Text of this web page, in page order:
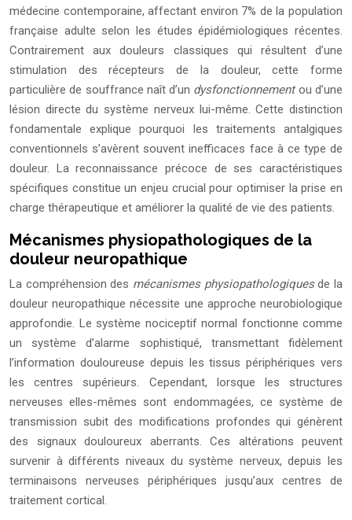
médecine contemporaine, affectant environ 7% de la population
française adulte selon les études épidémiologiques récentes.
Contrairement aux douleurs classiques qui résultent d’une
stimulation des récepteurs de la douleur, cette forme
particulière de souffrance naît d’un dysfonctionnementou d’une
lésion directe du système nerveux lui-même. Cette distinction
fondamentale explique pourquoi les traitements antalgiques
conventionnels s’avèrent souvent inefficaces face à ce type de
douleur. La reconnaissance précoce de ses caractéristiques
spécifiques constitue un enjeu crucial pour optimiser la prise en
charge thérapeutique et améliorer la qualité de vie des patients.
Mécanismes physiopathologiques de la
douleur neuropathique
La compréhension des mécanismes physiopathologiquesde la
douleur neuropathique nécessite une approche neurobiologique
approfondie. Le système nociceptif normal fonctionne comme
un système d’alarme sophistiqué, transmettant fidèlement
l’information douloureuse depuis les tissus périphériques vers
les centres supérieurs. Cependant, lorsque les structures
nerveuses elles-mêmes sont endommagées, ce système de
transmission subit des modifications profondes qui génèrent
des signaux douloureux aberrants. Ces altérations peuvent
survenir à différents niveaux du système nerveux, depuis les
terminaisons nerveuses périphériques jusqu’aux centres de
traitement cortical.